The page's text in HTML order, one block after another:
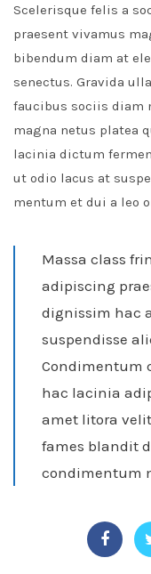
Scelerisque felis a
praesent vivamus
bibendum diam at
senectus. Gravida
faucibus sociis
magna netus platea
lacinia dictum
ut odio lacus at
mentum et dui a leo
Massa class
adipiscing
dignissim hac
suspendisse
Condimentum
hac lacinia
amet litora
fames blandit
condimentum